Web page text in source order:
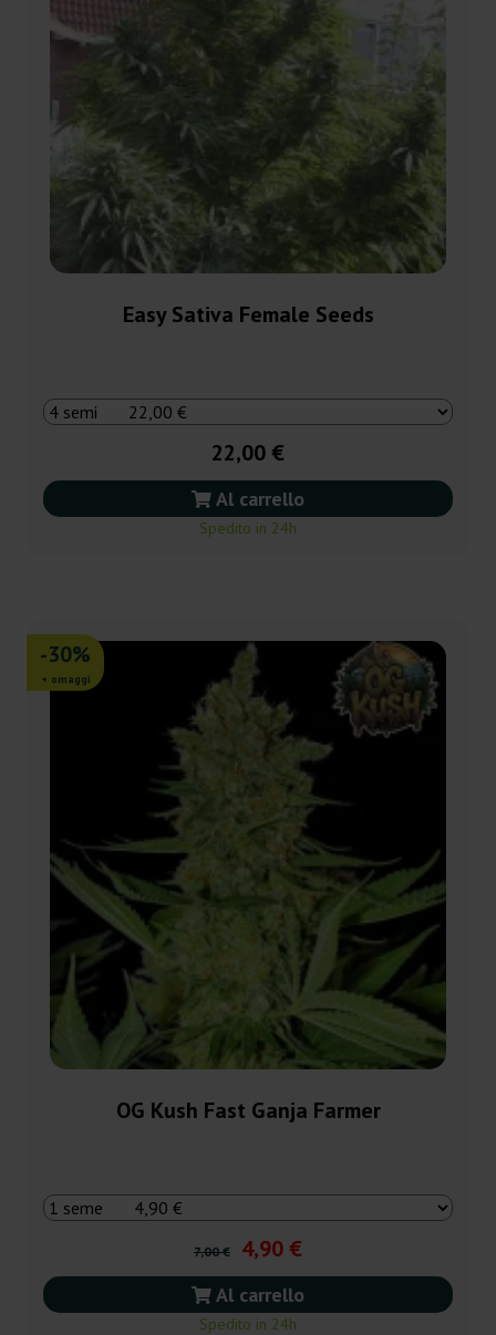
Easy Sativa Female Seeds
22,00 €
Al carrello
Spedito in 24h
-30%
+ omaggi
OG Kush Fast Ganja Farmer
7,00 € 4,90 €
Al carrello
Spedito in 24h